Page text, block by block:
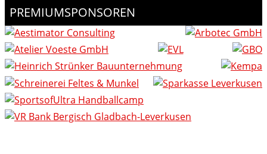
PREMIUMSPONSOREN